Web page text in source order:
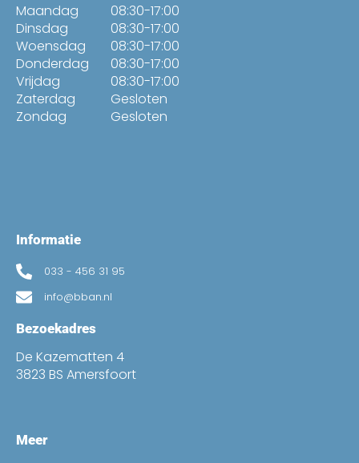
Maandag
Dinsdag
Woensdag
Donderdag
Vrijdag
Zaterdag
Zondag
08:30-17:00
08:30-17:00
08:30-17:00
08:30-17:00
08:30-17:00
Gesloten
Gesloten
Informatie
033 - 456 31 95
info@bban.nl
Bezoekadres
De Kazematten 4
3823 BS Amersfoort
Meer